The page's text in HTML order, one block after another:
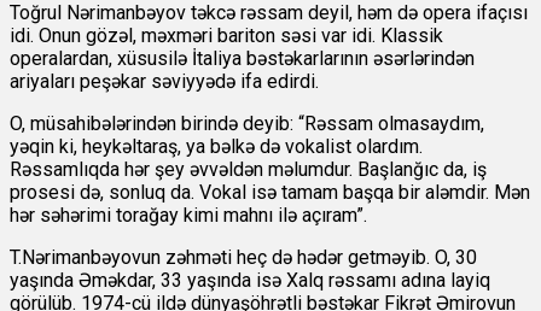
Toğrul Nərimanbəyov təkcə rəssam deyil, həm də opera ifaçısı
idi. Onun gözəl, məxməri bariton səsi var idi. Klassik
operalardan, xüsusilə İtaliya bəstəkarlarının əsərlərindən
ariyaları peşəkar səviyyədə ifa edirdi.
O, müsahibələrindən birində deyib: “Rəssam olmasaydım,
yəqin ki, heykəltaraş, ya bəlkə də vokalist olardım.
Rəssamlıqda hər şey əvvəldən məlumdur. Başlanğıc da, iş
prosesi də, sonluq da. Vokal isə tamam başqa bir aləmdir. Mən
hər səhərimi torağay kimi mahnı ilə açıram”.
T.Nərimanbəyovun zəhməti heç də hədər getməyib. O, 30
yaşında Əməkdar, 33 yaşında isə Xalq rəssamı adına layiq
görülüb. 1974-cü ildə dünyaşöhrətli bəstəkar Fikrət Əmirovun